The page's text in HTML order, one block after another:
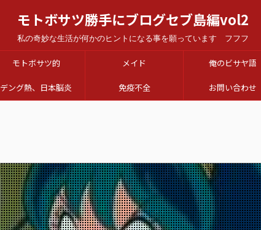
モトボサツ勝手にブログセブ島編vol2
私の奇妙な生活が何かのヒントになる事を願っています フフフ
モトボサツ的 メイド 俺のビサヤ語
デング熱、日本脳炎 免疫不全 お問い合わせ